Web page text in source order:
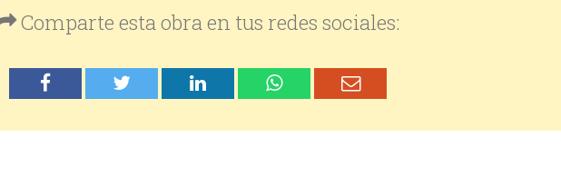
Comparte esta obra en tus redes sociales: